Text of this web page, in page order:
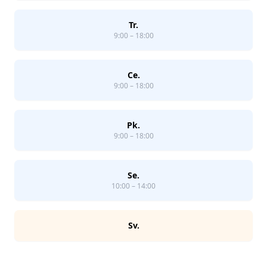
Tr.
9:00 – 18:00
Ce.
9:00 – 18:00
Pk.
9:00 – 18:00
Se.
10:00 – 14:00
Sv.